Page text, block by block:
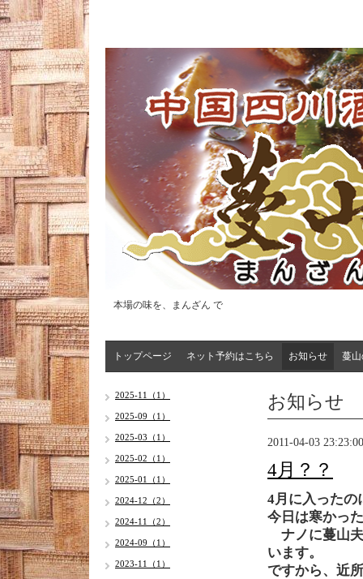
本場の味を、まんざん で
トップページ ネット予約はこちら お知らせ 蔓
お知らせ
2011-04-03 23:23:00
4月？？
4月に入ったの
今日は寒かっ
ナノに蔓山
います。
ですから、近
2025-11（1）
2025-09（1）
2025-03（1）
2025-02（1）
2025-01（1）
2024-12（2）
2024-11（2）
2024-09（1）
2023-11（1）